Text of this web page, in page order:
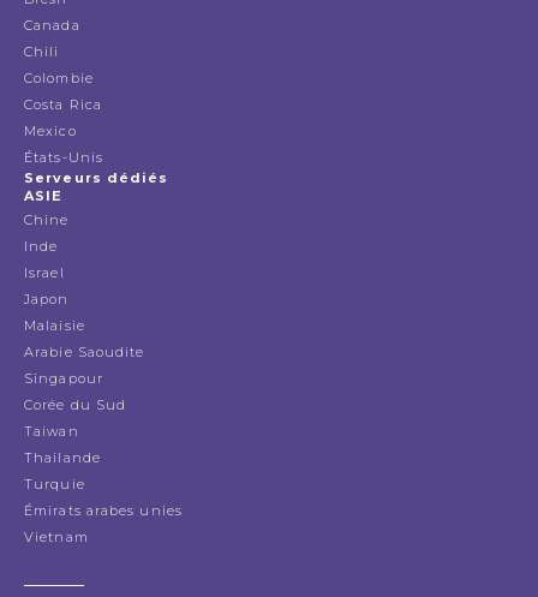
Canada
Chili
Colombie
Costa Rica
Mexico
États-Unis
Serveurs dédiés
ASIE
Chine
Inde
Israel
Japon
Malaisie
Arabie Saoudite
Singapour
Corée du Sud
Taiwan
Thailande
Turquie
Émirats arabes unies
Vietnam